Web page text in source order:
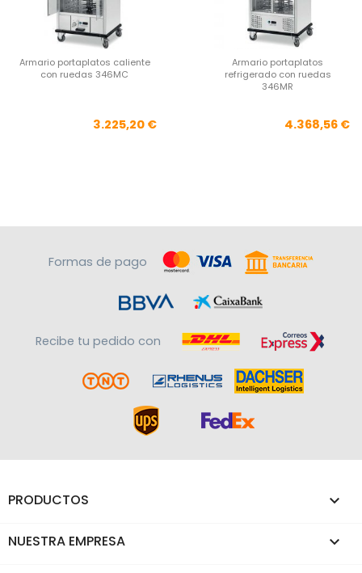
Armario portaplatos caliente
con ruedas 346MC
Precio
3.225,20 €
Armario portaplatos
refrigerado con ruedas
346MR
4.368,56 €
Formas de pago
Recibe tu pedido con
PRODUCTOS 
NUESTRA EMPRESA 